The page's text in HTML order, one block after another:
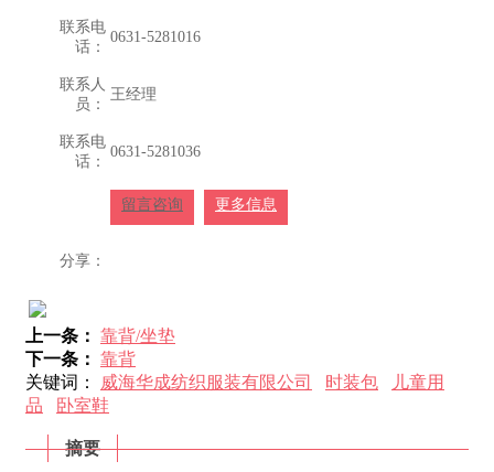
联系电
话：
0631-5281016
联系人
员：
王经理
联系电
话：
0631-5281036
留言咨询 更多信息
分享：
上一条： 靠背/坐垫
下一条： 靠背
关键词：
威海华成纺织服装有限公司 时装包
儿童用
品
卧室鞋
摘要